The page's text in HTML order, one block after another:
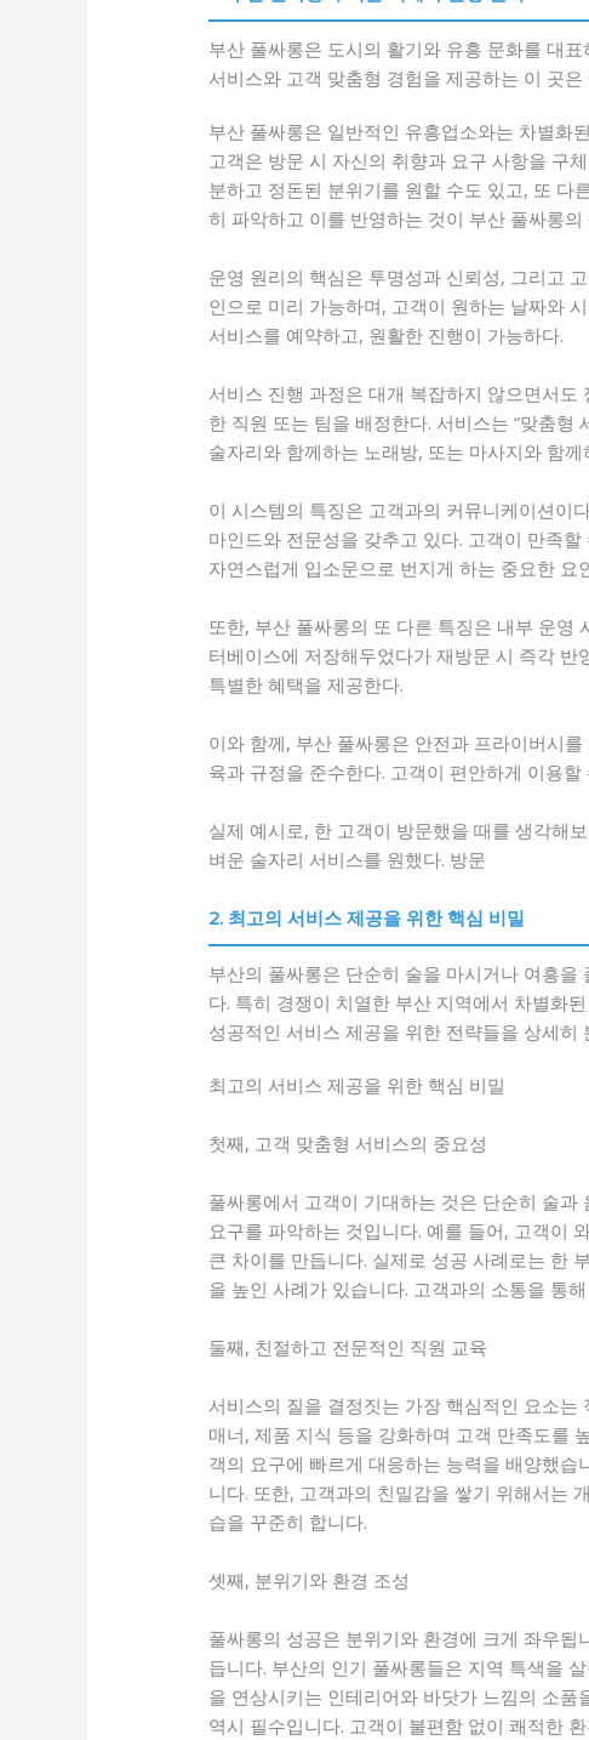
부산 풀싸롱은 도시의 활기와 유흥 문화를 대
서비스와 고객 맞춤형 경험을 제공하는 이 곳
부산 풀싸롱은 일반적인 유흥업소와는 차별화
고객은 방문 시 자신의 취향과 요구 사항을 구
분하고 정돈된 분위기를 원할 수도 있고, 또 다
히 파악하고 이를 반영하는 것이 부산 풀싸롱의
운영 원리의 핵심은 투명성과 신뢰성, 그리고
인으로 미리 가능하며, 고객이 원하는 날짜와
서비스를 예약하고, 원활한 진행이 가능하다.
서비스 진행 과정은 대개 복잡하지 않으면서
한 직원 또는 팀을 배정한다. 서비스는 “맞춤
술자리와 함께하는 노래방, 또는 마사지와 함
이 시스템의 특징은 고객과의 커뮤니케이션이
마인드와 전문성을 갖추고 있다. 고객이 만족
자연스럽게 입소문으로 번지게 하는 중요한 요
또한, 부산 풀싸롱의 또 다른 특징은 내부 운영
터베이스에 저장해두었다가 재방문 시 즉각
특별한 혜택을 제공한다.
이와 함께, 부산 풀싸롱은 안전과 프라이버시
육과 규정을 준수한다. 고객이 편안하게 이용
실제 예시로, 한 고객이 방문했을 때를 생각해
벼운 술자리 서비스를 원했다. 방문
2. 최고의 서비스 제공을 위한 핵심 비밀
부산의 풀싸롱은 단순히 술을 마시거나 여흥
다. 특히 경쟁이 치열한 부산 지역에서 차별화
성공적인 서비스 제공을 위한 전략들을 상세
최고의 서비스 제공을 위한 핵심 비밀
첫째, 고객 맞춤형 서비스의 중요성
풀싸롱에서 고객이 기대하는 것은 단순히 술
요구를 파악하는 것입니다. 예를 들어, 고객이
큰 차이를 만듭니다. 실제로 성공 사례로는 한
을 높인 사례가 있습니다. 고객과의 소통을 통
둘째, 친절하고 전문적인 직원 교육
서비스의 질을 결정짓는 가장 핵심적인 요소
매너, 제품 지식 등을 강화하며 고객 만족도를
객의 요구에 빠르게 대응하는 능력을 배양했
니다. 또한, 고객과의 친밀감을 쌓기 위해서는
습을 꾸준히 합니다.
셋째, 분위기와 환경 조성
풀싸롱의 성공은 분위기와 환경에 크게 좌우
듭니다. 부산의 인기 풀싸롱들은 지역 특색을
을 연상시키는 인테리어와 바닷가 느낌의 소
역시 필수입니다. 고객이 불편함 없이 쾌적한